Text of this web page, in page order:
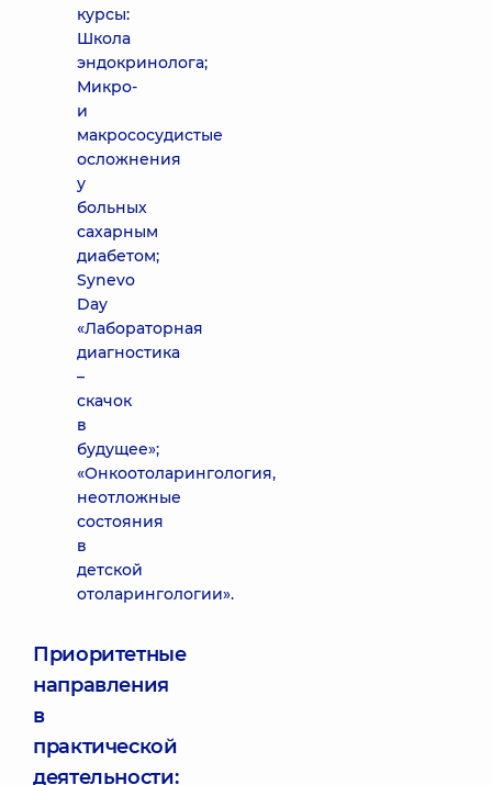
курсы:
Школа
эндокринолога;
Микро-
и
макрососудистые
осложнения
у
больных
сахарным
диабетом;
Synevo
Day
«Лабораторная
диагностика
–
скачок
в
будущее»;
«Онкоотоларингология,
неотложные
состояния
в
детской
отоларингологии».
Приоритетные
направления
в
практической
деятельности: